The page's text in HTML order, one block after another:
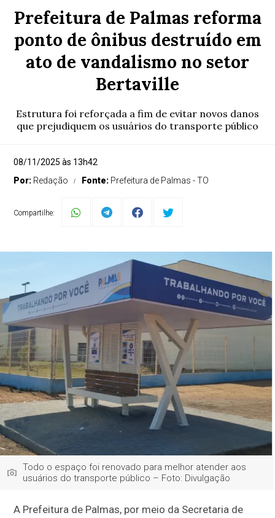
Prefeitura de Palmas reforma
ponto de ônibus destruído em
ato de vandalismo no setor
Bertaville
Estrutura foi reforçada a fim de evitar novos danos
que prejudiquem os usuários do transporte público
08/11/2025 às 13h42
Por: Redação Fonte: Prefeitura de Palmas - TO
Compartilhe:
Todo o espaço foi renovado para melhor atender aos
usuários do transporte público – Foto: Divulgação
A Prefeitura de Palmas, por meio da Secretaria de